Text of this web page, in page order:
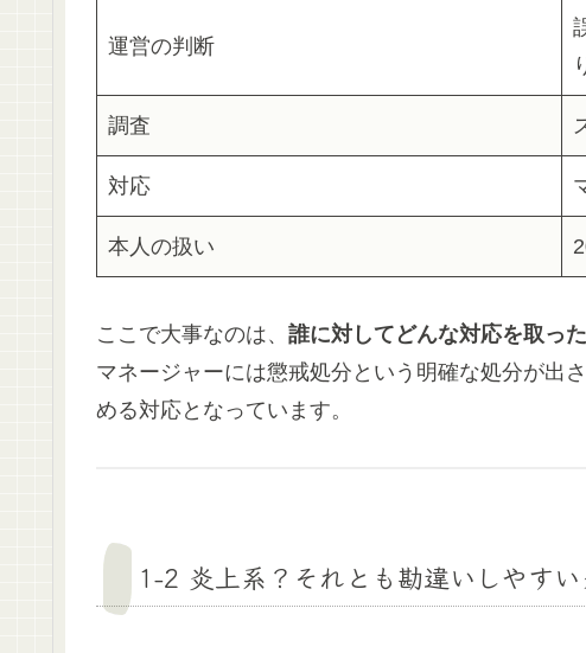
運営の判断
調査
対応
本人の扱い
ここで大事なのは、 誰に対してどんな対応を取っ
マネージャーには懲戒処分という明確な処分が出
める対応となっています。
1-2 炎上系？それとも勘違いしやすい